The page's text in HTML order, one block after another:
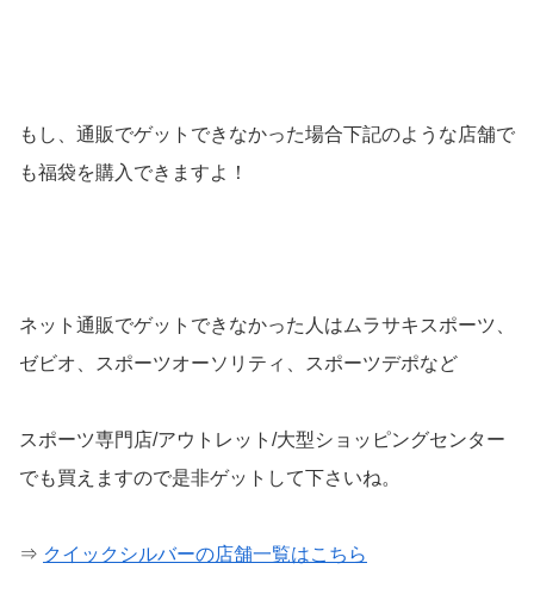
もし、通販でゲットできなかった場合下記のような店舗で
も福袋を購入できますよ！
ネット通販でゲットできなかった人はムラサキスポーツ、
ゼビオ、スポーツオーソリティ、スポーツデポなど
スポーツ専門店/アウトレット/大型ショッピングセンター
でも買えますので是非ゲットして下さいね。
⇒ クイックシルバーの店舗一覧はこちら